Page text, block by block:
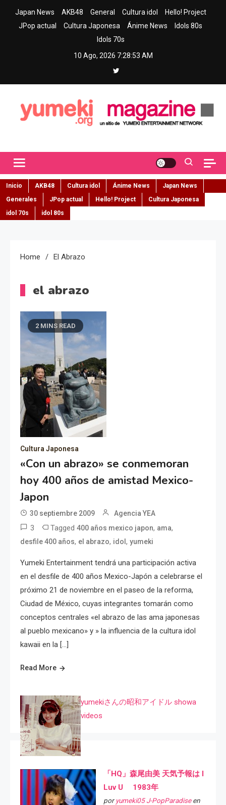
Japan News AKB48 General Cultura idol
Hello! Project
JPop actual
Cultura Japonesa Ánime News
Idols 80s
Idols 70s
10 Ago, 2026 7:28:54 AM
Inicio AKB48 Cultura idol Ánime News
Japan News
Generales
JPop actual Hello! Project
Cultura Japonesa
idol 70s
idol 80s
Home El Abrazo
el abrazo
2 MINS READ
Cultura Japonesa
«Con un abrazo» se conmemoran
hoy 400 años de amistad Mexico-
Japon
30 septiembre 2009 Agencia YEA
3 Tagged400 años mexico japon, ama,
desfile 400 años, el abrazo, idol,yumeki
Yumeki Entertainment tendrá una participación activa
en el desfile de 400 años Mexico-Japón a celebrarse el
próximo 21 de noviembre en el paseo de la reforma,
Ciudad de México, cuyas integrantes tomarán como
conceptos centrales «el abrazo de las ama japonesas
al pueblo mexicano» y » la influencia de la cultura idol
kawaii en la […]
Read More
yumekiさんの昭和アイドル showa
videos
「HQ」森尾由美 天気予報は I
Luv U 1983年
por yumeki05 J-PopParadiseen